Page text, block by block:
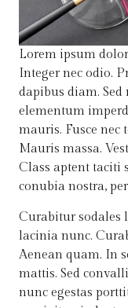
Lorem ipsum
Integer nec odio.
dapibus diam.
elementum
mauris. Fusce nec
Mauris massa.
Class aptent taciti
conubia nostra,
Curabitur sodales
lacinia nunc.
Aenean quam. In
mattis. Sed
nunc egestas